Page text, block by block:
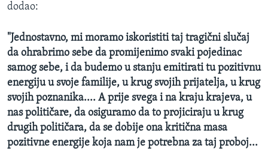
dodao:
"Jednostavno, mi moramo iskoristiti taj tragični slučaj
da ohrabrimo sebe da promijenimo svaki pojedinac
samog sebe, i da budemo u stanju emitirati tu pozitivnu
energiju u svoje familije, u krug svojih prijatelja, u krug
svojih poznanika.... A prije svega i na kraju krajeva, u
nas političare, da osiguramo da to projiciraju u krug
drugih političara, da se dobije ona kritična masa
pozitivne energije koja nam je potrebna za taj proboj...